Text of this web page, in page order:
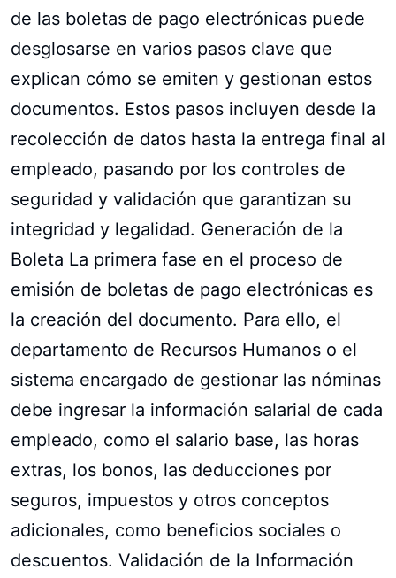
de las boletas de pago electrónicas puede
desglosarse en varios pasos clave que
explican cómo se emiten y gestionan estos
documentos. Estos pasos incluyen desde la
recolección de datos hasta la entrega final al
empleado, pasando por los controles de
seguridad y validación que garantizan su
integridad y legalidad. Generación de la
Boleta La primera fase en el proceso de
emisión de boletas de pago electrónicas es
la creación del documento. Para ello, el
departamento de Recursos Humanos o el
sistema encargado de gestionar las nóminas
debe ingresar la información salarial de cada
empleado, como el salario base, las horas
extras, los bonos, las deducciones por
seguros, impuestos y otros conceptos
adicionales, como beneficios sociales o
descuentos. Validación de la Información